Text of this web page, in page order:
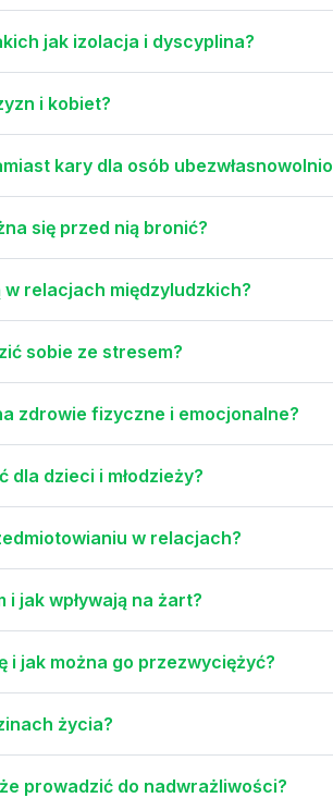
jak izolacja i dyscyplina?
i kobiet?
kary dla osób
się przed nią bronić?
relacjach międzyludzkich?
sobie ze stresem?
zdrowie fizyczne i emocjonalne?
dzieci i młodzieży?
w relacjach?
jak wpływają na żart?
i jak można go przezwyciężyć?
życia?
prowadzić do nadwrażliwości?